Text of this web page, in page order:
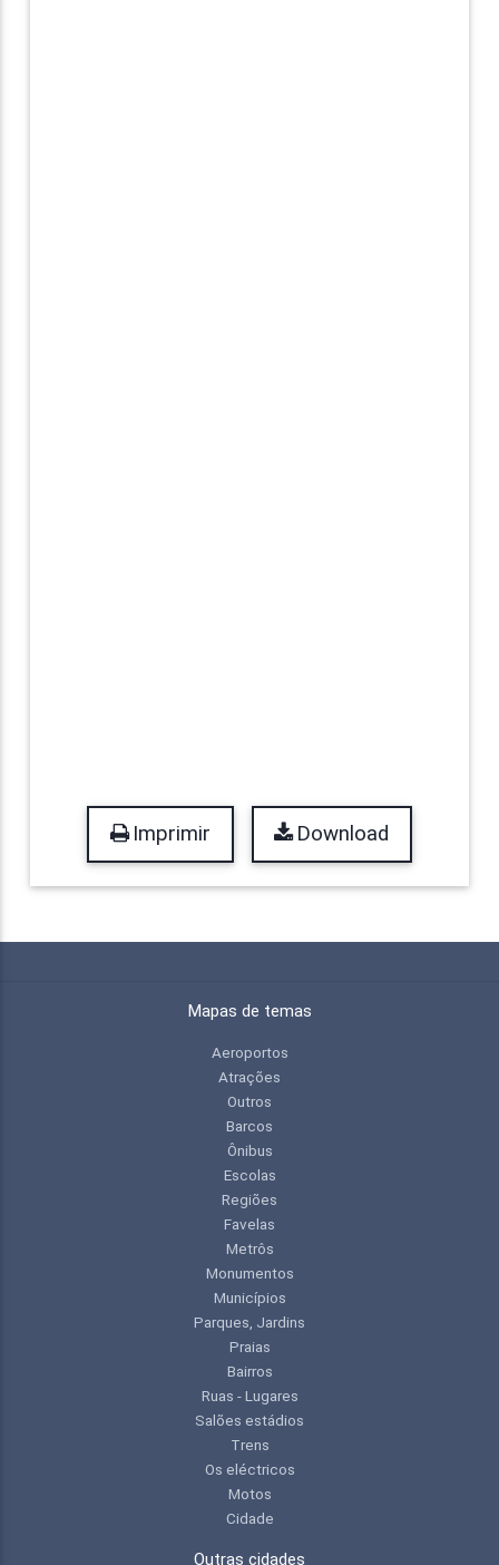
Imprimir Download
Mapas de temas
Aeroportos
Atrações
Outros
Barcos
Ônibus
Escolas
Regiões
Favelas
Metrôs
Monumentos
Municípios
Parques, Jardins
Praias
Bairros
Ruas - Lugares
Salões estádios
Trens
Os eléctricos
Motos
Cidade
Outras cidades